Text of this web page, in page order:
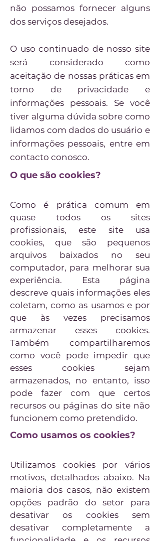
não possamos fornecer alguns
dos serviços desejados.
O uso continuado de nosso site
será considerado como
aceitação de nossas práticas em
torno de privacidade e
informações pessoais. Se você
tiver alguma dúvida sobre como
lidamos com dados do usuário e
informações pessoais, entre em
contacto conosco.
O que são cookies?
Como é prática comum em
quase todos os sites
profissionais, este site usa
cookies, que são pequenos
arquivos baixados no seu
computador, para melhorar sua
experiência. Esta página
descreve quais informações eles
coletam, como as usamos e por
que às vezes precisamos
armazenar esses cookies.
Também compartilharemos
como você pode impedir que
esses cookies sejam
armazenados, no entanto, isso
pode fazer com que certos
recursos ou páginas do site não
funcionem como pretendido.
Como usamos os cookies?
Utilizamos cookies por vários
motivos, detalhados abaixo. Na
maioria dos casos, não existem
opções padrão do setor para
desativar os cookies sem
desativar completamente a